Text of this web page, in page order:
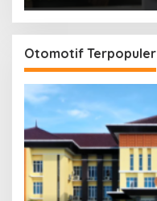
Otomotif Terpopuler